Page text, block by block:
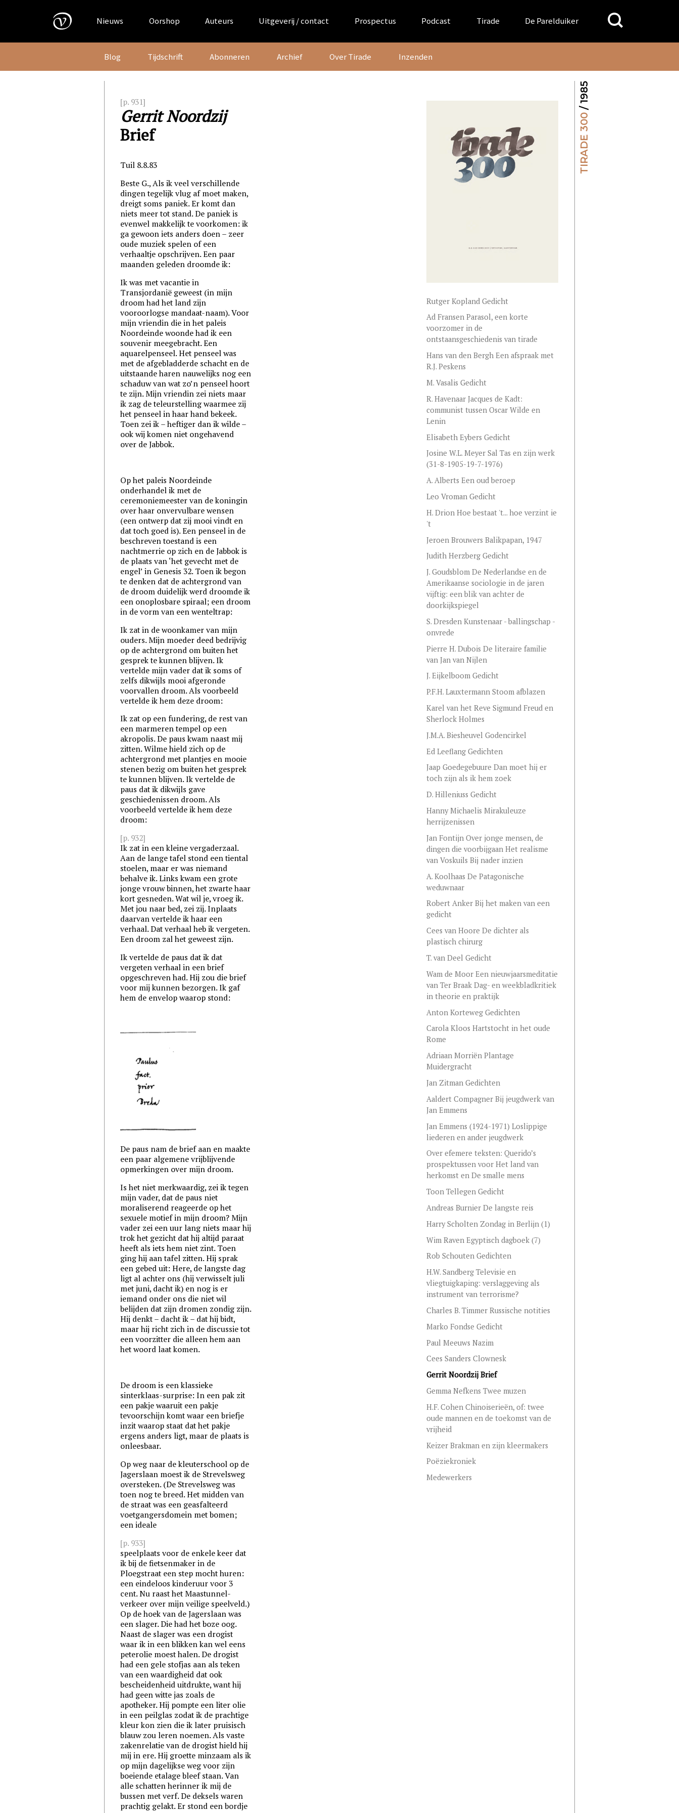
Nieuws Oorshop Auteurs Uitgeverij / contact Prospectus Podcast Tirade De Parelduiker
Search
for:
Blog Tijdschrift Abonneren Archief Over Tirade Inzenden
TIRADE 300
/ 1985
[p. 931]
Gerrit Noordzij
Brief
Tuil 8.8.83
Beste G., Als ik veel verschillende
dingen tegelijk vlug af moet maken,
dreigt soms paniek. Er komt dan
niets meer tot stand. De paniek is
evenwel makkelijk te voorkomen: ik
ga gewoon iets anders doen – zeer
oude muziek spelen of een
verhaaltje opschrijven. Een paar
maanden geleden droomde ik:
Ik was met vacantie in
Transjordanië geweest (in mijn
droom had het land zijn
vooroorlogse mandaat-naam). Voor
mijn vriendin die in het paleis
Noordeinde woonde had ik een
souvenir meegebracht. Een
aquarelpenseel. Het penseel was
met de afgebladderde schacht en de
uitstaande haren nauwelijks nog een
schaduw van wat zo’n penseel hoort
te zijn. Mijn vriendin zei niets maar
ik zag de teleurstelling waarmee zij
het penseel in haar hand bekeek.
Toen zei ik – heftiger dan ik wilde –
ook wij komen niet ongehavend
over de Jabbok.
Op het paleis Noordeinde
onderhandel ik met de
ceremoniemeester van de koningin
over haar onvervulbare wensen
(een ontwerp dat zij mooi vindt en
dat toch goed is). Een penseel in de
beschreven toestand is een
nachtmerrie op zich en de Jabbok is
de plaats van ‘het gevecht met de
engel’ in Genesis 32. Toen ik begon
te denken dat de achtergrond van
de droom duidelijk werd droomde ik
een onoplosbare spiraal; een droom
in de vorm van een wenteltrap:
Ik zat in de woonkamer van mijn
ouders. Mijn moeder deed bedrijvig
op de achtergrond om buiten het
gesprek te kunnen blijven. Ik
vertelde mijn vader dat ik soms of
zelfs dikwijls mooi afgeronde
voorvallen droom. Als voorbeeld
vertelde ik hem deze droom:
Ik zat op een fundering, de rest van
een marmeren tempel op een
akropolis. De paus kwam naast mij
zitten. Wilme hield zich op de
achtergrond met plantjes en mooie
stenen bezig om buiten het gesprek
te kunnen blijven. Ik vertelde de
paus dat ik dikwijls gave
geschiedenissen droom. Als
voorbeeld vertelde ik hem deze
droom:
[p. 932]
Ik zat in een kleine vergaderzaal.
Aan de lange tafel stond een tiental
stoelen, maar er was niemand
behalve ik. Links kwam een grote
jonge vrouw binnen, het zwarte haar
kort gesneden. Wat wil je, vroeg ik.
Met jou naar bed, zei zij. Inplaats
daarvan vertelde ik haar een
verhaal. Dat verhaal heb ik vergeten.
Een droom zal het geweest zijn.
Ik vertelde de paus dat ik dat
vergeten verhaal in een brief
opgeschreven had. Hij zou die brief
voor mij kunnen bezorgen. Ik gaf
hem de envelop waarop stond:
De paus nam de brief aan en maakte
een paar algemene vrijblijvende
opmerkingen over mijn droom.
Is het niet merkwaardig, zei ik tegen
mijn vader, dat de paus niet
moraliserend reageerde op het
sexuele motief in mijn droom? Mijn
vader zei een uur lang niets maar hij
trok het gezicht dat hij altijd paraat
heeft als iets hem niet zint. Toen
ging hij aan tafel zitten. Hij sprak
een gebed uit: Here, de langste dag
ligt al achter ons (hij verwisselt juli
met juni, dacht ik) en nog is er
iemand onder ons die niet wil
belijden dat zijn dromen zondig zijn.
Hij denkt – dacht ik – dat hij bidt,
maar hij richt zich in de discussie tot
een voorzitter die alleen hem aan
het woord laat komen.
De droom is een klassieke
sinterklaas-surprise: In een pak zit
een pakje waaruit een pakje
tevoorschijn komt waar een briefje
inzit waarop staat dat het pakje
ergens anders ligt, maar de plaats is
onleesbaar.
Op weg naar de kleuterschool op de
Jagerslaan moest ik de Strevelsweg
oversteken. (De Strevelsweg was
toen nog te breed. Het midden van
de straat was een geasfalteerd
voetgangersdomein met bomen;
een ideale
[p. 933]
speelplaats voor de enkele keer dat
ik bij de fietsenmaker in de
Ploegstraat een step mocht huren:
een eindeloos kinderuur voor 3
cent. Nu raast het Maastunnel-
verkeer over mijn veilige speelveld.)
Op de hoek van de Jagerslaan was
een slager. Die had het boze oog.
Naast de slager was een drogist
waar ik in een blikken kan wel eens
peterolie moest halen. De drogist
had een gele stofjas aan als teken
van een waardigheid dat ook
bescheidenheid uitdrukte, want hij
had geen witte jas zoals de
apotheker. Hij pompte een liter olie
in een peilglas zodat ik de prachtige
kleur kon zien die ik later pruisisch
blauw zou leren noemen. Als vaste
zakenrelatie van de drogist hield hij
mij in ere. Hij groette minzaam als ik
op mijn dagelijkse weg voor zijn
boeiende etalage bleef staan. Van
alle schatten herinner ik mij de
bussen met verf. De deksels waren
prachtig gelakt. Er stond een bordje
Rutger Kopland Gedicht
Ad Fransen Parasol, een korte
voorzomer in de
ontstaansgeschiedenis van tirade
Hans van den Bergh Een afspraak met
R.J. Peskens
M. Vasalis Gedicht
R. Havenaar Jacques de Kadt:
communist tussen Oscar Wilde en
Lenin
Elisabeth Eybers Gedicht
Josine W.L. Meyer Sal Tas en zijn werk
(31-8-1905-19-7-1976)
A. Alberts Een oud beroep
Leo Vroman Gedicht
H. Drion Hoe bestaat 't... hoe verzint ie
't
Jeroen Brouwers Balikpapan, 1947
Judith Herzberg Gedicht
J. Goudsblom De Nederlandse en de
Amerikaanse sociologie in de jaren
vijftig: een blik van achter de
doorkijkspiegel
S. Dresden Kunstenaar - ballingschap -
onvrede
Pierre H. Dubois De literaire familie
van Jan van Nijlen
J. Eijkelboom Gedicht
P.F.H. Lauxtermann Stoom afblazen
Karel van het Reve Sigmund Freud en
Sherlock Holmes
J.M.A. Biesheuvel Godencirkel
Ed Leeflang Gedichten
Jaap Goedegebuure Dan moet hij er
toch zijn als ik hem zoek
D. Hilleniuss Gedicht
Hanny Michaelis Mirakuleuze
herrijzenissen
Jan Fontijn Over jonge mensen, de
dingen die voorbijgaan Het realisme
van Voskuils Bij nader inzien
A. Koolhaas De Patagonische
weduwnaar
Robert Anker Bij het maken van een
gedicht
Cees van Hoore De dichter als
plastisch chirurg
T. van Deel Gedicht
Wam de Moor Een nieuwjaarsmeditatie
van Ter Braak Dag- en weekbladkritiek
in theorie en praktijk
Anton Korteweg Gedichten
Carola Kloos Hartstocht in het oude
Rome
Adriaan Morriën Plantage
Muidergracht
Jan Zitman Gedichten
Aaldert Compagner Bij jeugdwerk van
Jan Emmens
Jan Emmens (1924-1971) Loslippige
liederen en ander jeugdwerk
Over efemere teksten: Querido’s
prospektussen voor Het land van
herkomst en De smalle mens
Toon Tellegen Gedicht
Andreas Burnier De langste reis
Harry Scholten Zondag in Berlijn (1)
Wim Raven Egyptisch dagboek (7)
Rob Schouten Gedichten
H.W. Sandberg Televisie en
vliegtuigkaping: verslaggeving als
instrument van terrorisme?
Charles B. Timmer Russische notities
Marko Fondse Gedicht
Paul Meeuws Nazim
Cees Sanders Clownesk
Gerrit Noordzij Brief
Gemma Nefkens Twee muzen
H.F. Cohen Chinoiserieën, of: twee
oude mannen en de toekomst van de
vrijheid
Keizer Brakman en zijn kleermakers
Poëziekroniek
Medewerkers